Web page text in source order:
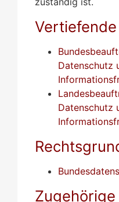
Datenschutz
Datenschutz